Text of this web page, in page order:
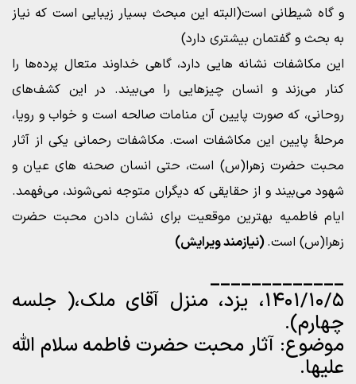
و گاه شیطانی است(البته این مبحث بسیار زیبایی است که نیاز
به بحث و گفتمان بیشتری دارد)
این مکاشفات نشانه هایی دارد، گاهی خداوند متعال پرده‌ها را
کنار می‌زند و انسان چیزهایی را می‌بیند. در این کشف‌های
روحانی، که صورت پایین آن منامات صالحه است‌ و خواب و رویا،
مرحلۀ پایین این مکاشفات است. مکاشفات رحمانی یکی از آثار
محبت حضرت زهرا(س) است، حتی انسان صحنه های عیان و
شهود می‌بیند و از حقایقی که دیگران متوجه نمی‌شوند، می‌فهمد.
ایام فاطمیه بهترین موقعیت برای نشان دادن محبت حضرت
زهرا(س) است.(نیازمند ویرایش)
_____________
۱۴۰۱/۱۰/۵، یزد، منزل آقای ملک،( جلسه
چهارم).
موضوع: آثار محبت حضرت فاطمه سلام الله
علیها.